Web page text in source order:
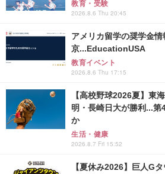
教育・受験
2026.8.6 Thu 20:45
アメリカ留学の奨学金
京...EducationUSA
教育イベント
2026.8.6 Thu 17:15
【高校野球2026夏】東
明・長崎日大が勝利...
か
生活・健康
2026.8.7 Fri 15:52
【夏休み2026】巨人G